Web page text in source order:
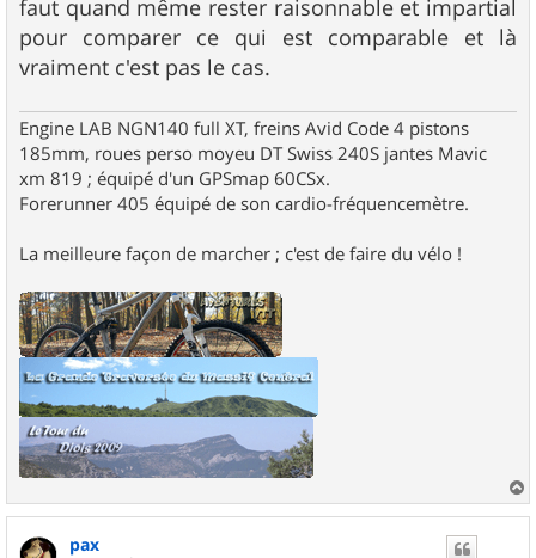
faut quand même rester raisonnable et impartial
pour comparer ce qui est comparable et là
vraiment c'est pas le cas.
Engine LAB NGN140 full XT, freins Avid Code 4 pistons
185mm, roues perso moyeu DT Swiss 240S jantes Mavic
xm 819 ; équipé d'un GPSmap 60CSx.
Forerunner 405 équipé de son cardio-fréquencemètre.
La meilleure façon de marcher ; c'est de faire du vélo !
a
pax